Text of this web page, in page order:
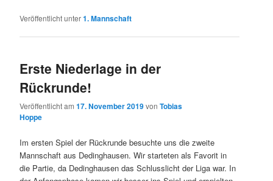
Veröffentlicht unter1. Mannschaft
Erste Niederlage in der
Rückrunde!
Veröffentlicht am17. November 2019vonTobias
Hoppe
Im ersten Spiel der Rückrunde besuchte uns die zweite
Mannschaft aus Dedinghausen. Wir starteten als Favorit in
die Partie, da Dedinghausen das Schlusslicht der Liga war. In